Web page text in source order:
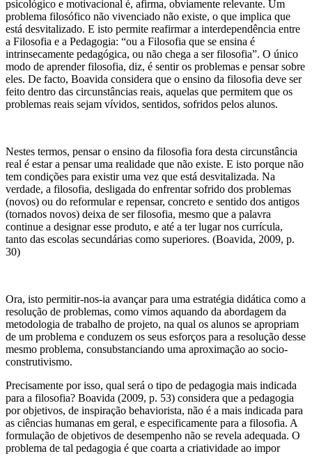
psicológico e motivacional é, afirma, obviamente relevante. Um
problema filosófico não vivenciado não existe, o que implica que
está desvitalizado. E isto permite reafirmar a interdependência entre
a Filosofia e a Pedagogia: “ou a Filosofia que se ensina é
intrinsecamente pedagógica, ou não chega a ser filosofia”. O único
modo de aprender filosofia, diz, é sentir os problemas e pensar sobre
eles. De facto, Boavida considera que o ensino da filosofia deve ser
feito dentro das circunstâncias reais, aquelas que permitem que os
problemas reais sejam vívidos, sentidos, sofridos pelos alunos.
Nestes termos, pensar o ensino da filosofia fora desta circunstância
real é estar a pensar uma realidade que não existe. E isto porque não
tem condições para existir uma vez que está desvitalizada. Na
verdade, a filosofia, desligada do enfrentar sofrido dos problemas
(novos) ou do reformular e repensar, concreto e sentido dos antigos
(tornados novos) deixa de ser filosofia, mesmo que a palavra
continue a designar esse produto, e até a ter lugar nos currícula,
tanto das escolas secundárias como superiores. (Boavida, 2009, p.
30)
Ora, isto permitir-nos-ia avançar para uma estratégia didática como a
resolução de problemas, como vimos aquando da abordagem da
metodologia de trabalho de projeto, na qual os alunos se apropriam
de um problema e conduzem os seus esforços para a resolução desse
mesmo problema, consubstanciando uma aproximação ao socio-
construtivismo.
Precisamente por isso, qual será o tipo de pedagogia mais indicada
para a filosofia? Boavida (2009, p. 53) considera que a pedagogia
por objetivos, de inspiração behaviorista, não é a mais indicada para
as ciências humanas em geral, e especificamente para a filosofia. A
formulação de objetivos de desempenho não se revela adequada. O
problema de tal pedagogia é que coarta a criatividade ao impor